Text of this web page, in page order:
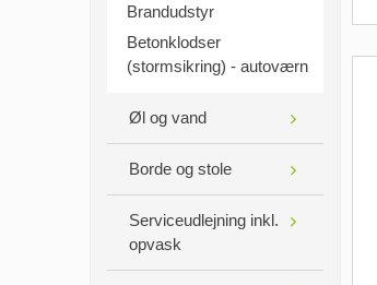
Brandudstyr
Betonklodser
(stormsikring) - autoværn
Øl og vand
Borde og stole
Serviceudlejning inkl.
opvask